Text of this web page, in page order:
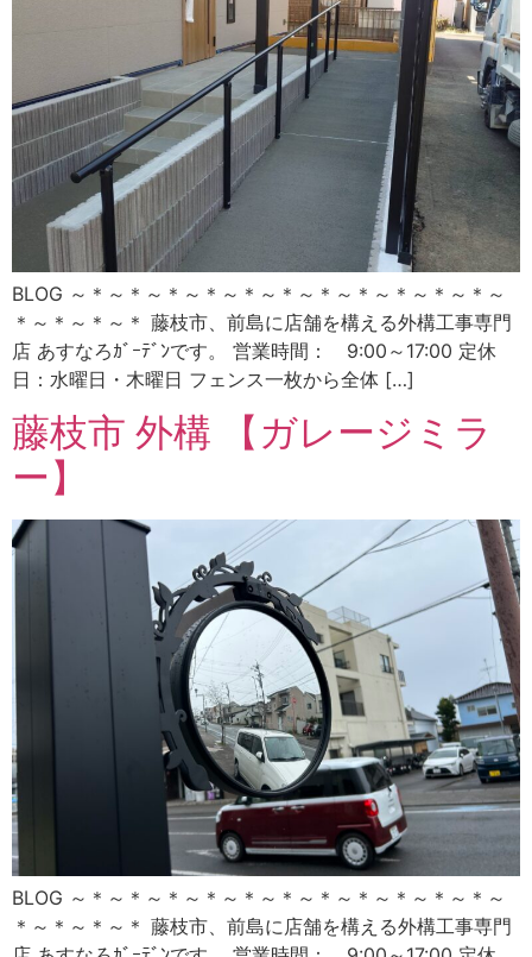
BLOG ～＊～＊～＊～＊～＊～＊～＊～＊～＊～＊～＊～
＊～＊～＊～＊ 藤枝市、前島に店舗を構える外構工事専門
店 あすなろｶﾞｰﾃﾞﾝです。 営業時間： 9:00～17:00 定休
日：水曜日・木曜日 フェンス一枚から全体 […]
藤枝市 外構 【ガレージミラ
ー】
BLOG ～＊～＊～＊～＊～＊～＊～＊～＊～＊～＊～＊～
＊～＊～＊～＊ 藤枝市、前島に店舗を構える外構工事専門